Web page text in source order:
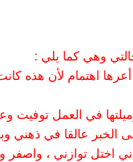
وهي كما يلي :
اهتمام لأن هذه
في العمل توفيت
عالقا في ذهني
اختل توازني ،